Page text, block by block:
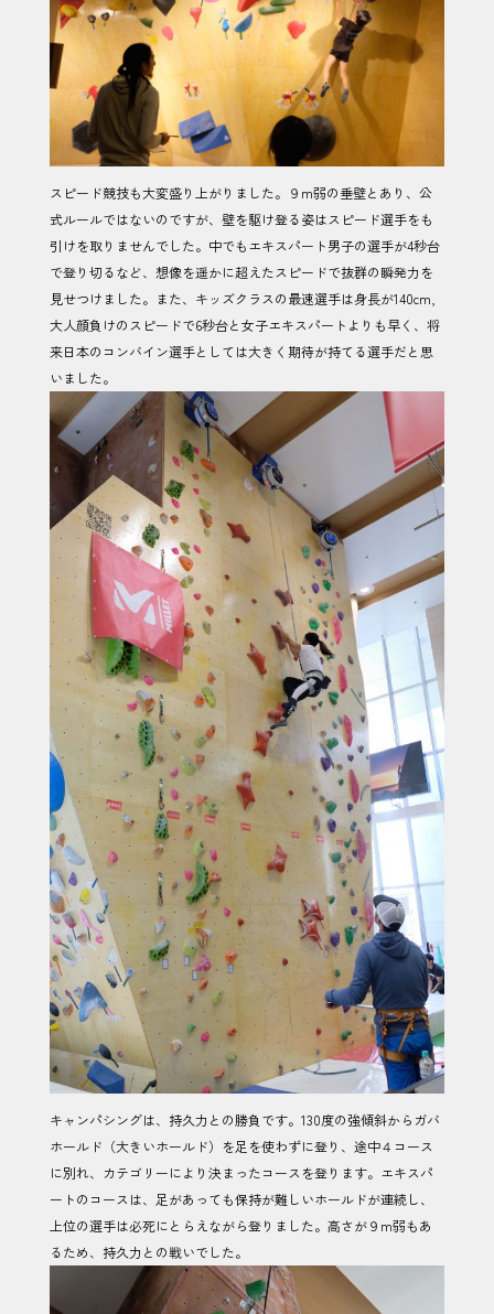
スピード競技も大変盛り上がりました。９m弱の垂壁とあり、公
式ルールではないのですが、壁を駆け登る姿はスピード選手をも
引けを取りませんでした。中でもエキスパート男子の選手が4秒台
で登り切るなど、想像を遥かに超えたスピードで抜群の瞬発力を
見せつけました。また、キッズクラスの最速選手は身長が140cm,
大人顔負けのスピードで6秒台と女子エキスパートよりも早く、将
来日本のコンバイン選手としては大きく期待が持てる選手だと思
いました。
キャンパシングは、持久力との勝負です。130度の強傾斜からガバ
ホールド（大きいホールド）を足を使わずに登り、途中４コース
に別れ、カテゴリーにより決まったコースを登ります。エキスパ
ートのコースは、足があっても保持が難しいホールドが連続し、
上位の選手は必死にとらえながら登りました。高さが９m弱もあ
るため、持久力との戦いでした。